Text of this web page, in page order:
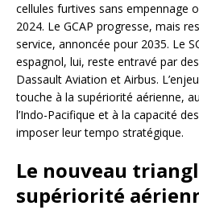
cellules furtives sans empennage
2024. Le GCAP progresse, mais
service, annoncée pour 2035. Le
espagnol, lui, reste entravé par
Dassault Aviation et Airbus.
touche à la supériorité aérienne,
l’Indo-Pacifique et à la capacité
imposer leur tempo stratégique.
Le nouveau
supériorité